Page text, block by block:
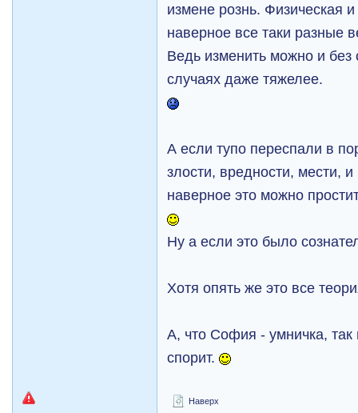
измене рознь. Физическая
наверное все таки разные
Ведь изменить можно и без
случаях даже тяжелее.
А если тупо переспали в
злости, вредности, мести,
наверное это можно
Ну а если это было
Хотя опять же это все
А, что София - умничка, так
спорит.
Наверх